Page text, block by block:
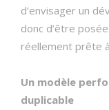
d’envisager un
donc d’être
réellement prête
Un modèle
duplicable